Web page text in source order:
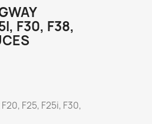
F30, F38,
F25, F25i, F30,